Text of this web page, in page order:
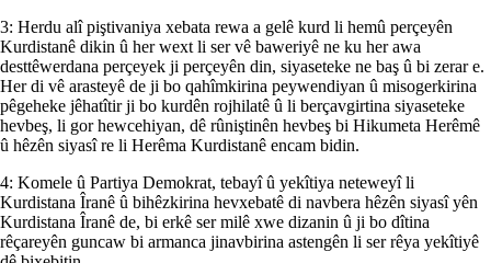
3: Herdu alî piştivaniya xebata rewa a gelê kurd li hemû perçeyên
Kurdistanê dikin û her wext li ser vê baweriyê ne ku her awa
desttêwerdana perçeyek ji perçeyên din, siyaseteke ne baş û bi zerar e.
Her di vê arasteyê de ji bo qahîmkirina peywendiyan û misogerkirina
pêgeheke jêhatîtir ji bo kurdên rojhilatê û li berçavgirtina siyaseteke
hevbeş, li gor hewcehiyan, dê rûniştinên hevbeş bi Hikumeta Herêmê
û hêzên siyasî re li Herêma Kurdistanê encam bidin.
4: Komele û Partiya Demokrat, tebayî û yekîtiya neteweyî li
Kurdistana Îranê û bihêzkirina hevxebatê di navbera hêzên siyasî yên
Kurdistana Îranê de, bi erkê ser milê xwe dizanin û ji bo dîtina
rêçareyên guncaw bi armanca jinavbirina astengên li ser rêya yekîtiyê